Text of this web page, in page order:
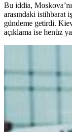
Bu iddia,
arasındaki istihbarat
gündeme getirdi.
açıklama ise henüz